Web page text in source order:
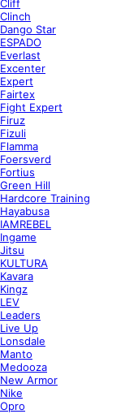
Cliff
Clinch
Dango Star
ESPADO
Everlast
Excenter
Expert
Fairtex
Fight Expert
Firuz
Fizuli
Flamma
Foersverd
Fortius
Green Hill
Hardcore Training
Hayabusa
IAMREBEL
Ingame
Jitsu
KULTURA
Kavara
Kingz
LEV
Leaders
Live Up
Lonsdale
Manto
Medooza
New Armor
Nike
Opro